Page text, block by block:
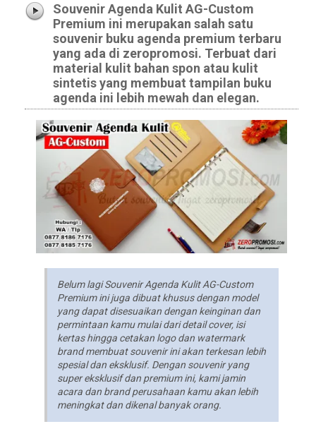
Souvenir Agenda Kulit AG-Custom
Premium ini merupakan salah satu
souvenir buku agenda premium terbaru
yang ada di zeropromosi. Terbuat dari
material kulit bahan spon atau kulit
sintetis yang membuat tampilan buku
agenda ini lebih mewah dan elegan.
Belum lagi Souvenir Agenda Kulit AG-Custom
Premium ini juga dibuat khusus dengan model
yang dapat disesuaikan dengan keinginan dan
permintaan kamu mulai dari detail cover, isi
kertas hingga cetakan logo dan watermark
brand membuat souvenir ini akan terkesan lebih
spesial dan eksklusif. Dengan souvenir yang
super eksklusif dan premium ini, kami jamin
acara dan brand perusahaan kamu akan lebih
meningkat dan dikenal banyak orang.